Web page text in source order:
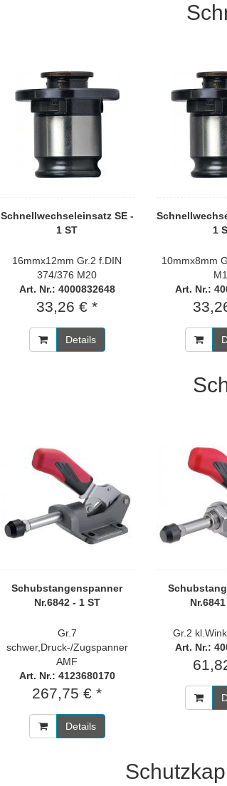
Schnellwechseleinsatz SE -
1 ST
16mmx12mm Gr.2 f.DIN
374/376 M20
Art. Nr.: 4000832648
33,26 € *
Details
1
10mmx8mm
Art. Nr.:
Schubstangenspanner
Nr.6842 - 1 ST
Gr.7
schwer,Druck-/Zugspanner
AMF
Art. Nr.: 4123680170
267,75 € *
Details
Gr.2
Art. Nr.: